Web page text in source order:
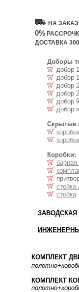
НА
0%
ДОСТАВКА
Доборы
добор
добор
добор
добор
добор
добор
Скрытые
коробка
Коробки:
барная
стойка
стойка
ЗАВОДСКАЯ
КОМПЛЕКТ
полотно
КОМПЛЕКТ
полотно